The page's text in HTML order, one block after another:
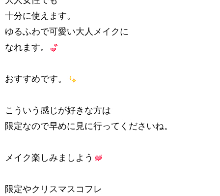
十分に使えます。
ゆるふわで可愛い大人メイクに
なれます。
おすすめです。
こういう感じが好きな方は
限定なので早めに見に行ってくださいね。
メイク楽しみましよう
限定やクリスマスコフレ